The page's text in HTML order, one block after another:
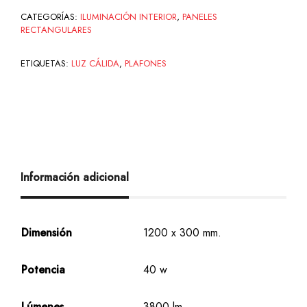
CATEGORÍAS: ILUMINACIÓN INTERIOR, PANELES
RECTANGULARES
ETIQUETAS: LUZ CÁLIDA, PLAFONES
Información adicional
Dimensión 1200 x 300 mm.
Potencia 40 w